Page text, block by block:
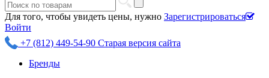
Для того, чтобы увидеть цены, нужно Зарегистрироваться
Войти
+7 (812) 449-54-90 Старая версия сайта
Бренды